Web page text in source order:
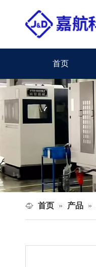
首页
首页 » 产品 »